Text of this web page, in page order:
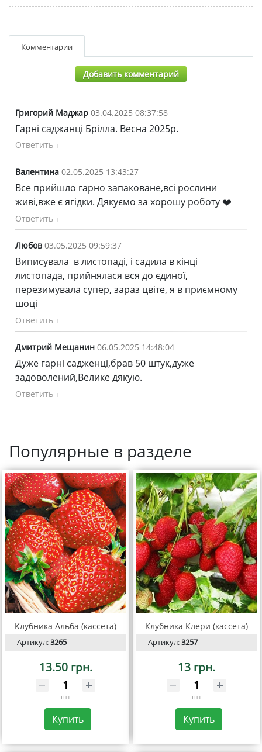
Комментарии
Добавить комментарий
Григорий Маджар 03.04.2025 08:37:58
Гарні саджанці Брілла. Весна 2025р.
Ответить
Валентина 02.05.2025 13:43:27
Все прийшло гарно запаковане,всі рослини
живі,вже є ягідки. Дякуємо за хорошу роботу ❤️
Ответить
Любов 03.05.2025 09:59:37
Виписувала в листопаді, і садила в кінці
листопада, прийнялася вся до єдиної,
перезимувала супер, зараз цвіте, я в приємному
шоці
Ответить
Дмитрий Мещанин 06.05.2025 14:48:04
Дуже гарні садженці,брав 50 штук,дуже
задоволений,Велике дякую.
Ответить
Популярные в разделе
Клубника Альба (кассета)
Артикул:3265
13.50 грн.
шт
Купить
Клубника Клери (кассета)
Артикул:3257
13 грн.
шт
Купить